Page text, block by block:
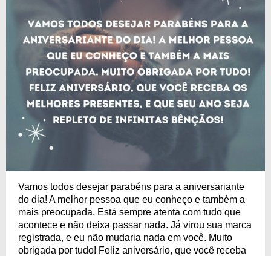
Vamos todos desejar parabéns para a aniversariante
do dia! A melhor pessoa que eu conheço e também a
mais preocupada. Está sempre atenta com tudo que
acontece e não deixa passar nada. Já virou sua marca
registrada, e eu não mudaria nada em você. Muito
obrigada por tudo! Feliz aniversário, que você receba